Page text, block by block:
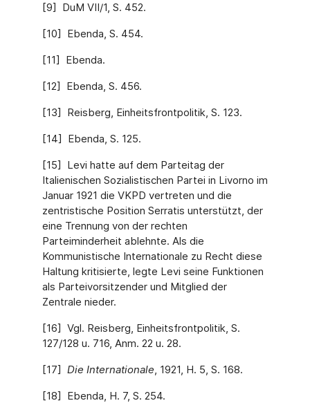
[9] DuM VII/1, S. 452.
[10] Ebenda, S. 454.
[11] Ebenda.
[12] Ebenda, S. 456.
[13] Reisberg, Einheitsfrontpolitik, S. 123.
[14] Ebenda, S. 125.
[15] Levi hatte auf dem Parteitag der
Italienischen Sozialistischen Partei in Livorno im
Januar 1921 die VKPD vertreten und die
zentristische Position Serratis unterstützt, der
eine Trennung von der rechten
Parteiminderheit ablehnte. Als die
Kommunistische Internationale zu Recht diese
Haltung kritisierte, legte Levi seine Funktionen
als Parteivorsitzender und Mitglied der
Zentrale nieder.
[16] Vgl. Reisberg, Einheitsfrontpolitik, S.
127/128 u. 716, Anm. 22 u. 28.
[17] Die Internationale, 1921, H. 5, S. 168.
[18] Ebenda, H. 7, S. 254.